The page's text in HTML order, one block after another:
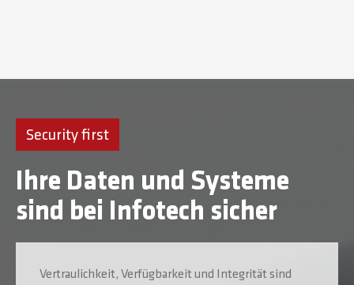
Security first
Ihre Daten und Systeme
sind bei Infotech sicher
Vertraulichkeit, Verfügbarkeit und Integrität sind